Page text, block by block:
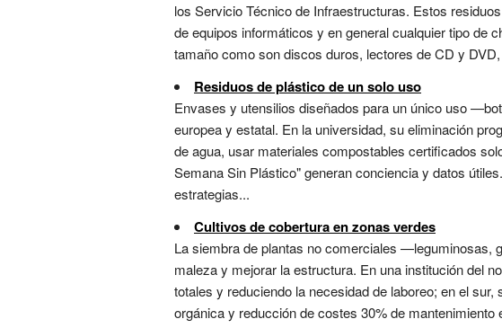
los Servicio Técnico de Infraestructuras. Estos
de equipos informáticos y en general cualquier tipo de
tamaño como son discos duros, lectores de CD y
Residuos de plástico de un solo uso
Envases y utensilios diseñados para un único uso
europea y estatal. En la universidad, su eliminación
de agua, usar materiales compostables certificados
Semana Sin Plástico" generan conciencia y datos
estrategias...
Cultivos de cobertura en zonas verdes
La siembra de plantas no comerciales —leguminosas,
maleza y mejorar la estructura. En una institución del
totales y reduciendo la necesidad de laboreo; en el
orgánica y reducción de costes 30% de